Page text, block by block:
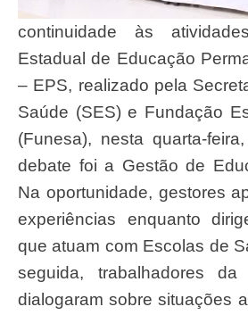
continuidade às
Estadual de Educação
– EPS, realizado pela
Saúde (SES) e Fundação
(Funesa), nesta quarta-
debate foi a Gestão de
Na oportunidade, gestores
experiências enquanto
que atuam com Escolas de
seguida, trabalhadores
dialogaram sobre situações